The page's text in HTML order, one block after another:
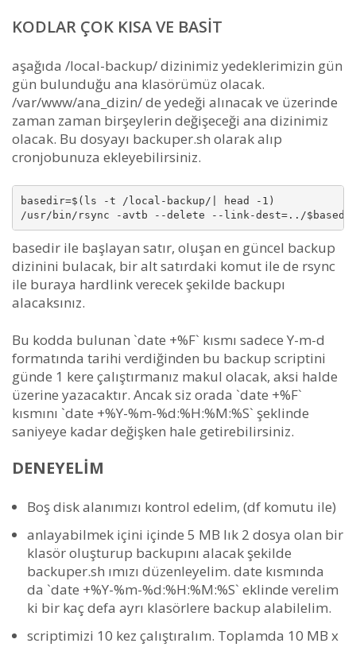
KODLAR ÇOK KISA VE BASIT
aşağıda /local-backup/ dizinimiz yedeklerimizin gün
gün bulunduğu ana klasörümüz olacak.
/var/www/ana_dizin/ de yedeği alınacak ve üzerinde
zaman zaman birşeylerin değişeceği ana dizinimiz
olacak. Bu dosyayı backuper.sh olarak alıp
cronjobunuza ekleyebilirsiniz.
basedir=$(ls -t /local-backup/| head -1)
/usr/bin/rsync -avtb --delete --link-dest=../$basedir
basedir ile başlayan satır, oluşan en güncel backup
dizinini bulacak, bir alt satırdaki komut ile de rsync
ile buraya hardlink verecek şekilde backupı
alacaksınız.
Bu kodda bulunan `date +%F` kısmı sadece Y-m-d
formatında tarihi verdiğinden bu backup scriptini
günde 1 kere çalıştırmanız makul olacak, aksi halde
üzerine yazacaktır. Ancak siz orada `date +%F`
kısmını `date +%Y-%m-%d:%H:%M:%S` şeklinde
saniyeye kadar değişken hale getirebilirsiniz.
DENEYELIM
Boş disk alanımızı kontrol edelim, (df komutu ile)
anlayabilmek içini içinde 5 MB lık 2 dosya olan bir
klasör oluşturup backupını alacak şekilde
backuper.sh ımızı düzenleyelim. date kısmında
da `date +%Y-%m-%d:%H:%M:%S` eklinde verelim
ki bir kaç defa ayrı klasörlere backup alabilelim.
scriptimizi 10 kez çalıştıralım. Toplamda 10 MB x